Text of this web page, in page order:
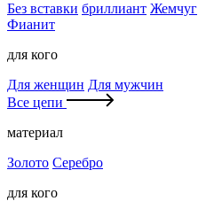
Без вставки бриллиант Жемчуг
Фианит
для кого
Для женщин Для мужчин
Все цепи
материал
Золото Серебро
для кого